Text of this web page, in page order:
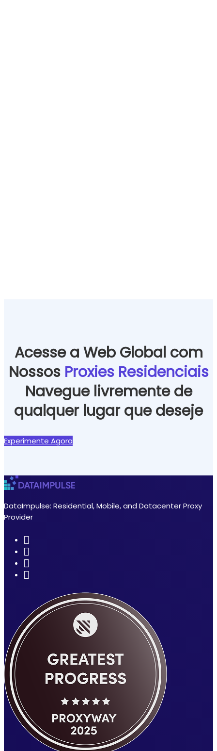
Acesse a Web Global com
Nossos Proxies Residenciais
Navegue livremente de
qualquer lugar que deseje
Experimente Agora
DataImpulse: Residential, Mobile, and Datacenter Proxy
Provider